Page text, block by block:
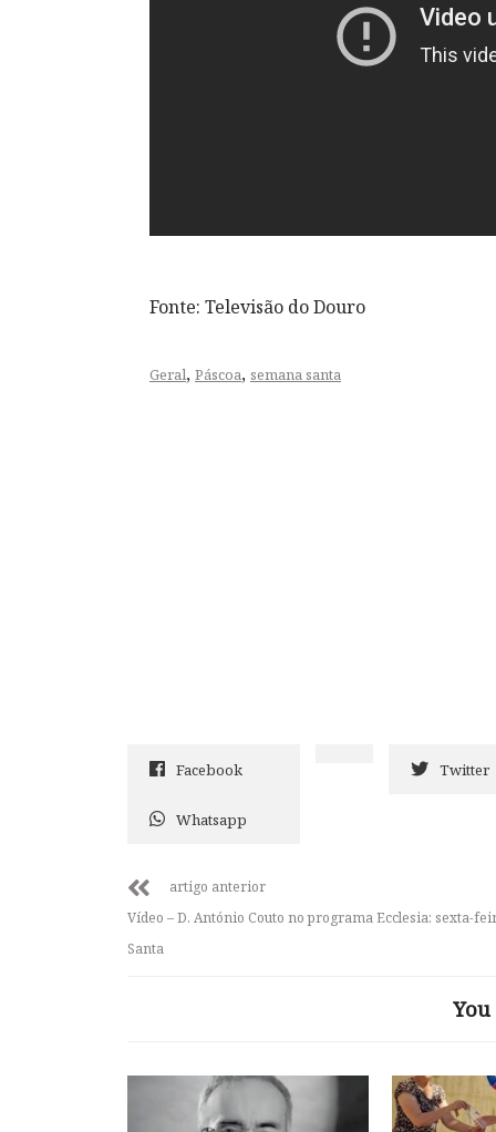
Fonte: Televisão do Douro
Geral, Páscoa, semana santa
Facebook Twitter
Whatsapp
artigo anterior
Vídeo – D. António Couto no programa Ecclesia: sexta-
Santa